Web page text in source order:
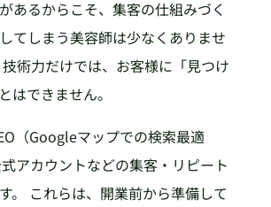
あるからこそ、集客の仕組みづく
てしまう美容師は少なくありませ
術力だけでは、お客様に「見つけ
はできません。
（Googleマップでの検索最適
アカウントなどの集客・リピート
。 これらは、開業前から準備して